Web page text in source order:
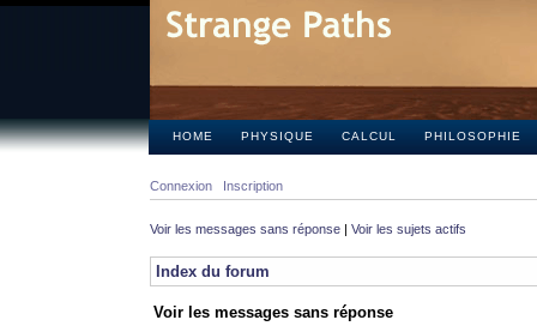
HOME PHYSIQUE CALCUL PHILOSOPHIE
Connexion Inscription
Voir les messages sans réponse | Voir les sujets actifs
Index du forum
Voir les messages sans réponse